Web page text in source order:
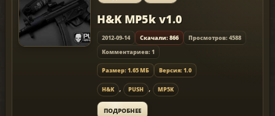
H&K MP5k v1.0
2012-09-14 Скачали: 866
Просмотров: 4588
Комментариев: 1
Размер: 1.65 МБ Версия: 1.0
H&K , PUSH , MP5K
ПОДРОБНЕЕ